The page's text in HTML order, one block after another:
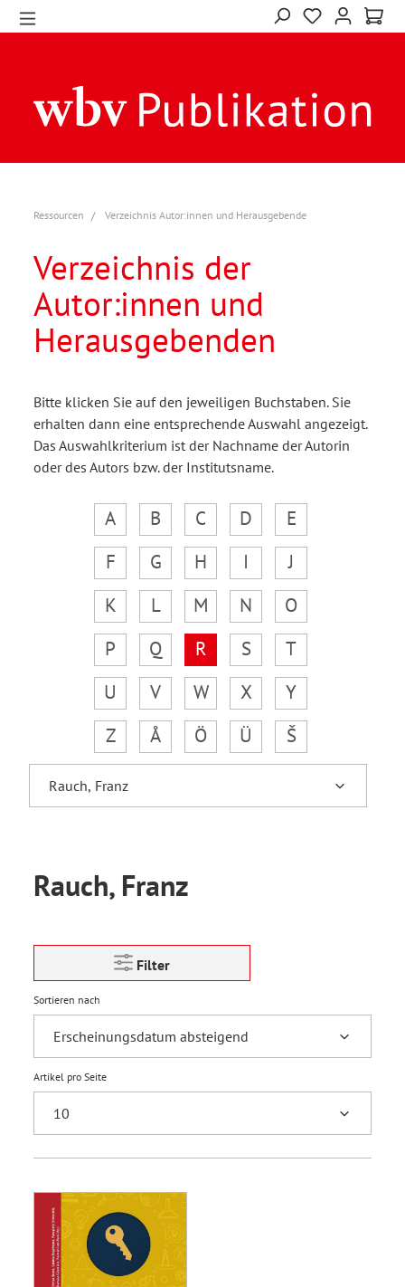
Ressourcen Verzeichnis Autor:innen und Herausgebende
Verzeichnis der
Autor:innen und
Herausgebenden
Bitte klicken Sie auf den jeweiligen Buchstaben. Sie
erhalten dann eine entsprechende Auswahl angezeigt.
Das Auswahlkriterium ist der Nachname der Autorin
oder des Autors bzw. der Institutsname.
A B C D
E
F
G H I
J
K
L M N
O
P
Q R S
T
U
V W X
Y
Z
Å Ö Ü Š
Rauch, Franz
Filter
Sortieren nach
Artikel pro Seite